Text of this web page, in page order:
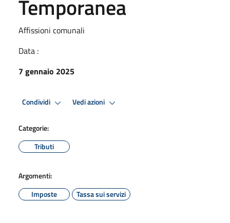
Temporanea
Affissioni comunali
Data :
7 gennaio 2025
Condividi Vedi azioni
Categorie:
Tributi
Argomenti:
Imposte
Tassa sui servizi